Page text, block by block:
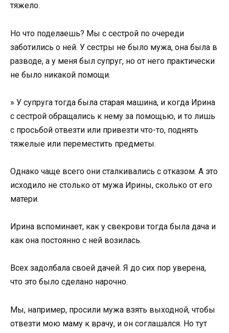
тяжело.
Но что поделаешь? Мы с сестрой по очереди
заботились о ней. У сестры не было мужа, она была в
разводе, а у меня был супруг, но от него практически
не было никакой помощи.
» У супруга тогда была старая машина, и когда Ирина
с сестрой обращались к нему за помощью, и то лишь
с просьбой отвезти или привезти что-то, поднять
тяжелые или переместить предметы.
Однако чаще всего они сталкивались с отказом. А это
исходило не столько от мужа Ирины, сколько от его
матери.
Ирина вспоминает, как у свекрови тогда была дача и
как она постоянно с ней возилась.
Всех задолбала своей дачей. Я до сих пор уверена,
что это было сделано нарочно.
Мы, например, просили мужа взять выходной, чтобы
отвезти мою маму к врачу, и он соглашался. Но тут